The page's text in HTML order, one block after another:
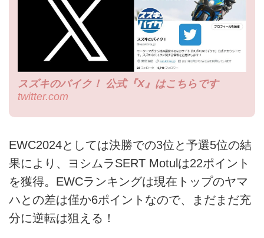
スズキのバイク！ 公式『X』はこちらです
twitter.com
EWC2024としては決勝での3位と予選5位の結
果により、ヨシムラSERT Motulは22ポイント
を獲得。EWCランキングは現在トップのヤマ
ハとの差は僅か6ポイントなので、まだまだ充
分に逆転は狙える！